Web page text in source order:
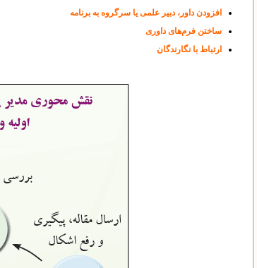
افزودن داور، دبیر علمی یا سرگروه به برنامه
ساختن فرم‌های داوری
ارتباط با نگارندگان